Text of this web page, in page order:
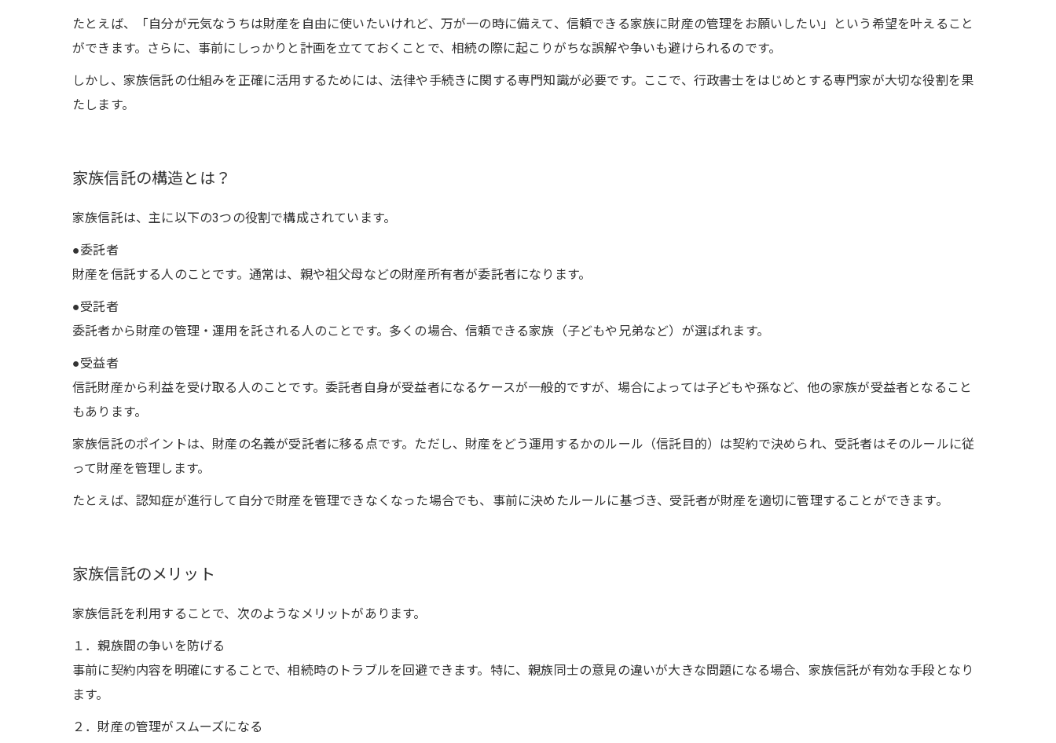
たとえば、「自分が元気なうちは財産を自由に使いたいけれど、万が一の時に備えて、信頼できる家族に財産の管理をお願いしたい」という希望を叶えること
ができます。さらに、事前にしっかりと計画を立てておくことで、相続の際に起こりがちな誤解や争いも避けられるのです。
しかし、家族信託の仕組みを正確に活用するためには、法律や手続きに関する専門知識が必要です。ここで、行政書士をはじめとする専門家が大切な役割を果
たします。
家族信託の構造とは？
家族信託は、主に以下の3つの役割で構成されています。
●委託者
財産を信託する人のことです。通常は、親や祖父母などの財産所有者が委託者になります。
●受託者
委託者から財産の管理・運用を託される人のことです。多くの場合、信頼できる家族（子どもや兄弟など）が選ばれます。
●受益者
信託財産から利益を受け取る人のことです。委託者自身が受益者になるケースが一般的ですが、場合によっては子どもや孫など、他の家族が受益者となること
もあります。
家族信託のポイントは、財産の名義が受託者に移る点です。ただし、財産をどう運用するかのルール（信託目的）は契約で決められ、受託者はそのルールに従
って財産を管理します。
たとえば、認知症が進行して自分で財産を管理できなくなった場合でも、事前に決めたルールに基づき、受託者が財産を適切に管理することができます。
家族信託のメリット
家族信託を利用することで、次のようなメリットがあります。
１．親族間の争いを防げる
事前に契約内容を明確にすることで、相続時のトラブルを回避できます。特に、親族同士の意見の違いが大きな問題になる場合、家族信託が有効な手段となり
ます。
２．財産の管理がスムーズになる